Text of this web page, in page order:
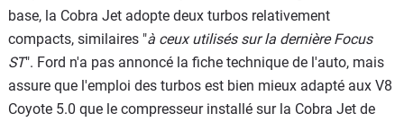
base, la Cobra Jet adopte deux turbos relativement
compacts, similaires "à ceux utilisés sur la dernière Focus
ST". Ford n'a pas annoncé la fiche technique de l'auto, mais
assure que l'emploi des turbos est bien mieux adapté aux V8
Coyote 5.0 que le compresseur installé sur la Cobra Jet de